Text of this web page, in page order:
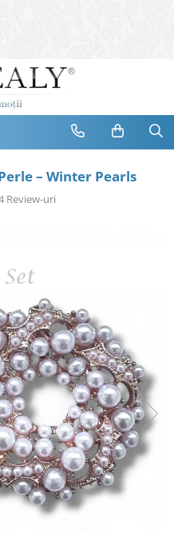
– Winter Pearls
Review-uri